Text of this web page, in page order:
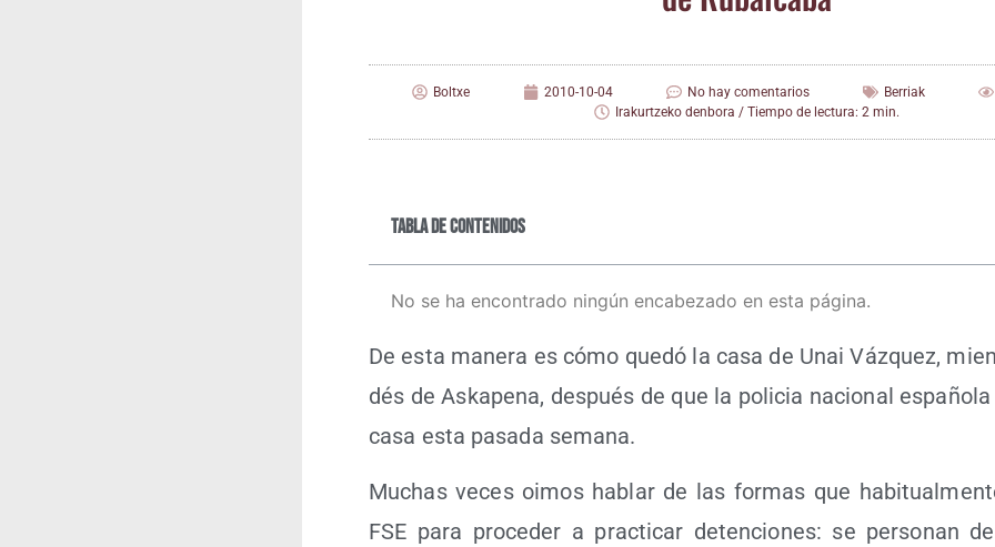
Boltxe 2010-10-04 No hay comentarios
Berriak
Irakurtzeko denbora / Tiempo de lectura: 2 min.
Tabla de contenidos
No se ha encontrado ningún encabezado en esta página.
De esta mane­ra es cómo que­dó la casa de Unai Váz­quez,
dés de Aska­pe­na, des­pués de que la poli­cia nacio­nal
casa esta pasa­da semana.
Muchas veces oimos hablar de las for­mas que
FSE para pro­ce­der a prac­ti­car deten­cio­nes: se per­so­nan